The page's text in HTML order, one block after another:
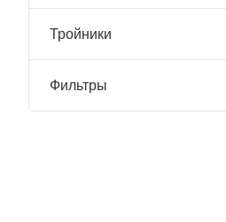
Тройники
Фильтры